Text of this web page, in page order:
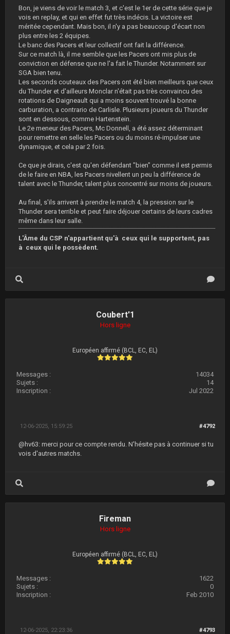
Bon, je viens de voir le match 3, et c'est le 1er de cette série que je
vois en replay, et qui en effet fut très indécis. La victoire est
méritée cependant. Mais bon, il n'y a pas beaucoup d'écart non
plus entre les 2 équipes.
Le banc des Pacers et leur collectif ont fait la différence.
Sur ce match là, il me semble que les Pacers ont mis plus de
conviction en défense que ne l'a fait le Thunder. Notamment sur
SGA bien tenu.
Les seconds couteaux des Pacers ont été bien meilleurs que ceux
du Thunder et d'ailleurs Monclar n'était pas très convaincu des
rotations de Daigneault qui a moins souvent trouvé la bonne
carburation, a contrario de Carlisle. Plusieurs joueurs du Thunder
sont en dessous, comme Hartenstein.
Le 2e meneur des Pacers, Mc Donnell, a été assez déterminant
pour remettre en selle les Pacers ou du moins ré-impulser une
dynamique, et cela par 2 fois.
Ce que je dirais, c'est qu'en défendant "bien" comme il est permis
de le faire en NBA, les Pacers nivellent un peu la différence de
talent avec le Thunder, talent plus concentré sur moins de joueurs.
Au final, s'ils arrivent à prendre le match 4, la pression sur le
Thunder sera terrible et peut faire déjouer certains de leurs cadres
même dans leur salle.
L'Âme du CSP n'appartient qu'à ceux qui le supportent, pas
à ceux qui le possèdent.
Coubert'1
Hors ligne
Européen affirmé (BCL, EC, EL)
Messages :
14034
Sujets :
14
Inscription :
Jul 2022
#4792
12-06-2025, 15:59:25
@hv63: merci pour ce compte rendu. N'hésite pas à continuer si tu
vois d'autres matchs.
Fireman
Hors ligne
Européen affirmé (BCL, EC, EL)
Messages :
1622
Sujets :
0
Inscription :
Feb 2010
#4793
12-06-2025, 22:23:36